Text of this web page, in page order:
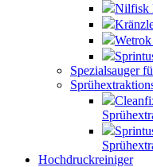
Nilfisk
Spezialsauger
Hochdruckreiniger